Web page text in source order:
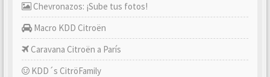
Chevronazos: ¡Sube tus fotos!
Macro KDD Citroën
Caravana Citroën a París
KDD´s CitröFamily